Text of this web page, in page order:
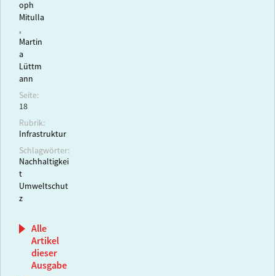
oph
Mitulla
,
Martin
a
Lüttm
ann
Seite:
18
Rubrik:
Infrastruktur
Schlagwörter:
Nachhaltigkei
t
Umweltschut
z
Alle
Artikel
dieser
Ausgabe